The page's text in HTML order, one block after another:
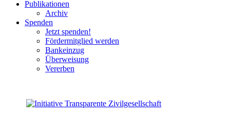
Publikationen
Archiv
Spenden
Jetzt spenden!
Fördermitglied werden
Bankeinzug
Überweisung
Vererben